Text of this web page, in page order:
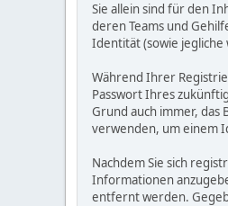
Sie allein sind für den
deren Teams und
Identität (sowie
Während Ihrer
Passwort Ihres
Grund auch immer,
verwenden, um einem
Nachdem Sie sich
Informationen
entfernt werden.